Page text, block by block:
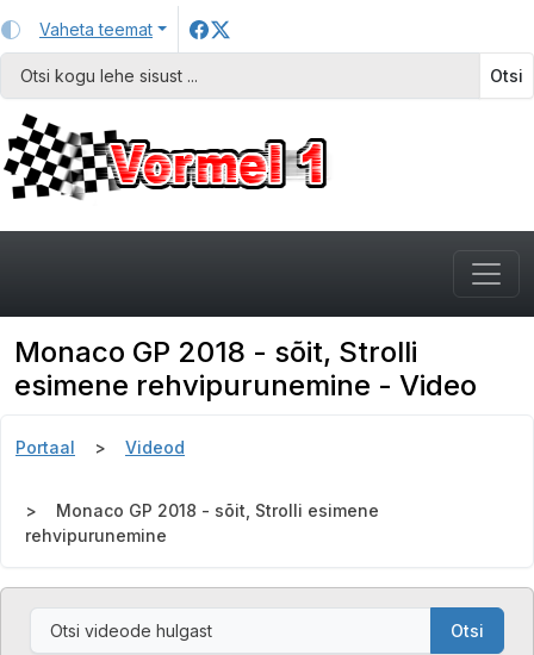
Vaheta teemat
Otsi
Monaco GP 2018 - sõit, Strolli
esimene rehvipurunemine - Video
Portaal Videod
Monaco GP 2018 - sõit, Strolli esimene
rehvipurunemine
Otsi